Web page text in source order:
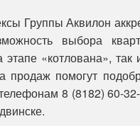
Группы Аквилон
выбора
этапе «котлована»,
продаж помогут
8 (8182) 60-